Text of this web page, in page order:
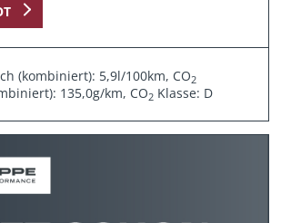
(kombiniert): 5,9l/100km, CO2
135,0g/km, CO2 Klasse: D